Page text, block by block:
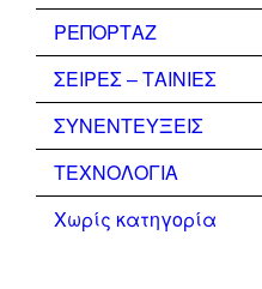
ΡΕΠΟΡΤΑΖ
ΣΕΙΡΕΣ – ΤΑΙΝΙΕΣ
ΣΥΝΕΝΤΕΥΞΕΙΣ
ΤΕΧΝΟΛΟΓΙΑ
Χωρίς κατηγορία